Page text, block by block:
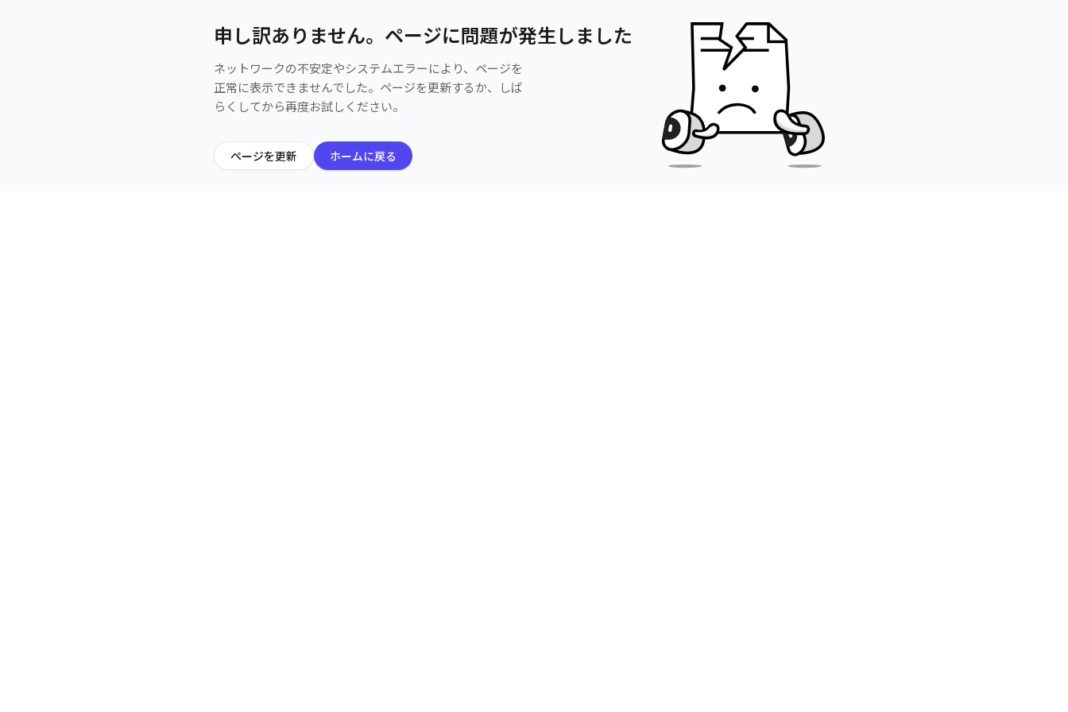
申し訳ありません。ページに問題が発生しました
ネットワークの不安定やシステムエラーにより、ページを
正常に表示できませんでした。ページを更新するか、しば
らくしてから再度お試しください。
ページを更新 ホームに戻る